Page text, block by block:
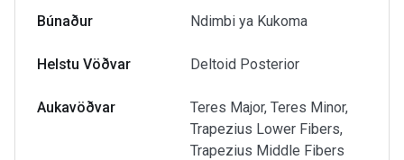
Búnaður Ndimbi ya Kukoma
Helstu Vöðvar Deltoid Posterior
Aukavöðvar
Teres Major, Teres Minor,
Trapezius Lower Fibers,
Trapezius Middle Fibers